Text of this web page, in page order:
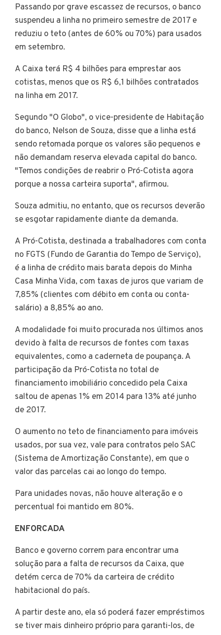
Passando por grave escassez de recursos, o banco
suspendeu a linha no primeiro semestre de 2017 e
reduziu o teto (antes de 60% ou 70%) para usados
em setembro.
A Caixa terá R$ 4 bilhões para emprestar aos
cotistas, menos que os R$ 6,1 bilhões contratados
na linha em 2017.
Segundo "O Globo", o vice-presidente de Habitação
do banco, Nelson de Souza, disse que a linha está
sendo retomada porque os valores são pequenos e
não demandam reserva elevada capital do banco.
"Temos condições de reabrir o Pró-Cotista agora
porque a nossa carteira suporta", afirmou.
Souza admitiu, no entanto, que os recursos deverão
se esgotar rapidamente diante da demanda.
A Pró-Cotista, destinada a trabalhadores com conta
no FGTS (Fundo de Garantia do Tempo de Serviço),
é a linha de crédito mais barata depois do Minha
Casa Minha Vida, com taxas de juros que variam de
7,85% (clientes com débito em conta ou conta-
salário) a 8,85% ao ano.
A modalidade foi muito procurada nos últimos anos
devido à falta de recursos de fontes com taxas
equivalentes, como a caderneta de poupança. A
participação da Pró-Cotista no total de
financiamento imobiliário concedido pela Caixa
saltou de apenas 1% em 2014 para 13% até junho
de 2017.
O aumento no teto de financiamento para imóveis
usados, por sua vez, vale para contratos pelo SAC
(Sistema de Amortização Constante), em que o
valor das parcelas cai ao longo do tempo.
Para unidades novas, não houve alteração e o
percentual foi mantido em 80%.
ENFORCADA
Banco e governo correm para encontrar uma
solução para a falta de recursos da Caixa, que
detém cerca de 70% da carteira de crédito
habitacional do país.
A partir deste ano, ela só poderá fazer empréstimos
se tiver mais dinheiro próprio para garanti-los, de